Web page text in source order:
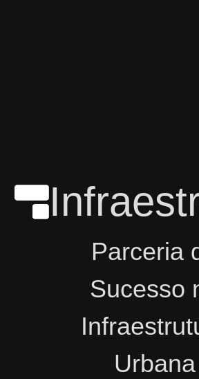
Parceria
Sucesso
Urbana